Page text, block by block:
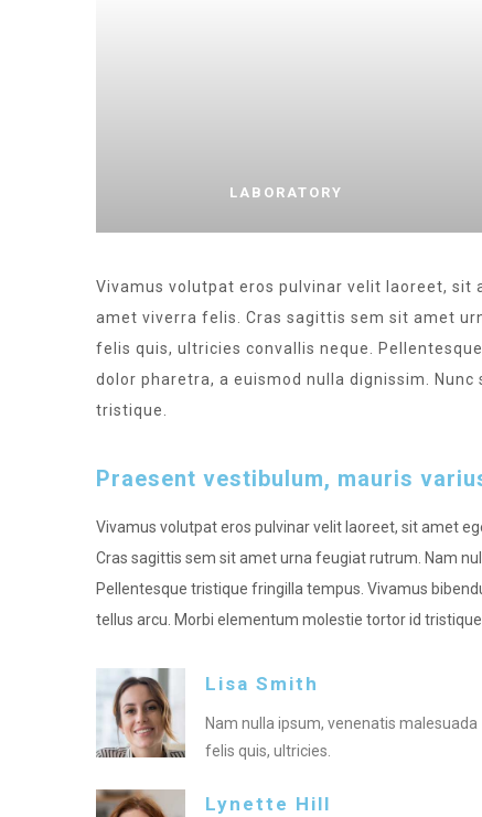
LABORATORY
Vivamus volutpat eros pulvinar velit laoreet,
amet viverra felis. Cras sagittis sem sit amet
felis quis, ultricies convallis neque.
dolor pharetra, a euismod nulla dignissim.
tristique.
Praesent vestibulum, mauris
Vivamus volutpat eros pulvinar velit laoreet, sit amet
Cras sagittis sem sit amet urna feugiat rutrum. Nam
Pellentesque tristique fringilla tempus. Vivamus
tellus arcu. Morbi elementum molestie tortor id
Lisa Smith
Nam nulla ipsum, venenatis malesuada
felis quis, ultricies.
Lynette Hill